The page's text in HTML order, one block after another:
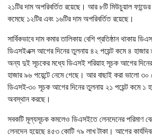
২১টির দাম অপরিবর্তিত রয়েছে। আর ৮টি মিউচুয়াল ফান্ডের
কমেছে ১২টির এবং ১৬টির দাম অপরিবর্তিত রয়েছে।
সার্বিকভাবে দাম কমার তালিকায় বেশি প্রতিষ্ঠান থাকায়
ডিএসইএক্স আগের দিনের তুলনায় ৪২ পয়েন্ট কমে ৪ হাজার
অন্য দুই সূচকের মধ্যে ডিএসই শরিয়াহ সূচক আগের
হাজার ৯৬ পয়েন্টে নেমে গেছে। আর বাছাই করা ভালো ৩০
ডিএসই-৩০ সূচক আগের দিনের তুলনায় ২১ পয়েন্ট কমে ১
অবস্থান করছে।
সবকটি মূল্যসূচক কমলেও ডিএসইতে লেনদেনের পরিমাণ
লেনদেন হয়েছে ৪৫৩ কোটি ৭৯ লাখ টাকা। আগের